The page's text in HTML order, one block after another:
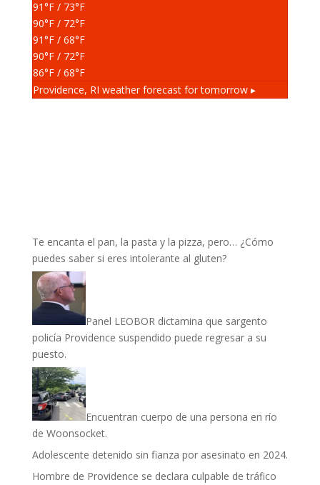
91°F/ 73°F
90°F/ 72°F
91°F/ 68°F
90°F/ 72°F
86°F/ 68°F
Providence, RI weather forecast for tomorrow ▸
Te encanta el pan, la pasta y la pizza, pero… ¿Cómo
puedes saber si eres intolerante al gluten?
Panel LEOBOR dictamina que sargento
policía Providence suspendido puede regresar a su
puesto.
Encuentran cuerpo de una persona en río
de Woonsocket.
Adolescente detenido sin fianza por asesinato en 2024.
Hombre de Providence se declara culpable de tráfico